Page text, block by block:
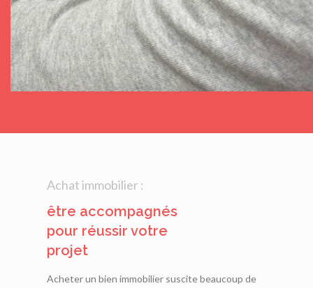
Achat immobilier :
être accompagnés
pour réussir votre
projet
Acheter un bien immobilier suscite beaucoup de